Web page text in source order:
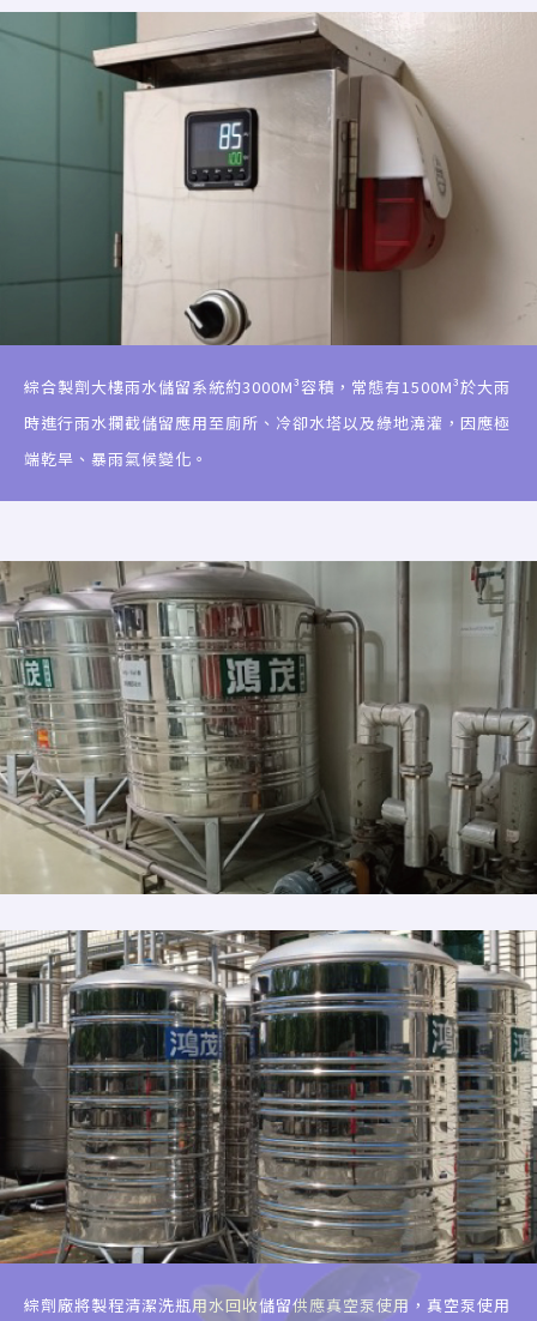
綜合製劑大樓雨水儲留系統約3000M³容積，常態有1500M³於大雨
時進行雨水攔截儲留應用至廁所、冷卻水塔以及綠地澆灌，因應極
端乾旱、暴雨氣候變化。
綜劑廠將製程清潔洗瓶用水回收儲留供應真空泵使用，真空泵使用